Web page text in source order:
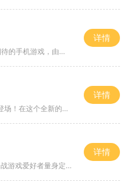
zaosfcom手游是一款备受期待的手机游戏，由一流的游戏开发团队精心打造。它融合了多种游戏元素，具有独特且创新的玩法，给玩家带来了全新的游戏体验。让我们来了解一下zaosfcom手游
详情
《新开超变传世》全新震撼登场！在这个全新的传世之旅中，你将亲身体验到一个全新的传奇世界，畅享激烈的战斗，与众多玩家一同征战，创造属于自己的传世传奇！作为一款超变传
详情
【SF 手游发布网站】专为枪战游戏爱好者量身定制随着移动互联网的迅速发展，手机游戏开始取代传统游戏机成为人们休闲娱乐的首选。在手机游戏中，枪战类游戏一直备受欢迎。许多
详情